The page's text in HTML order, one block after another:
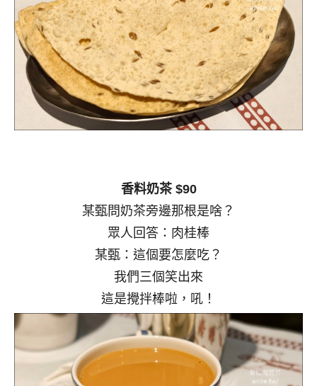
香料奶茶 $90
某甄問奶茶旁邊那根是啥？
眾人回答：肉桂棒
某甄：這個要怎麼吃？
我們三個笑出來
這是攪拌棒啦，吼！